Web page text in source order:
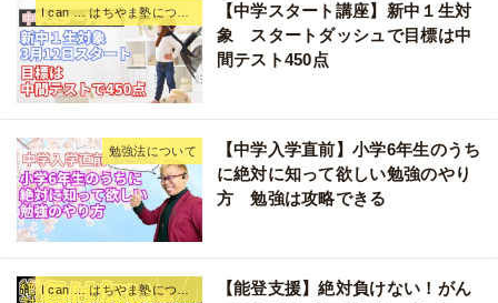
【中学スタート講座】新中１生対
象 スタートダッシュで目標は中
間テスト450点
勉強法について
【中学入学直前】小学6年生のうち
に絶対に知って欲しい勉強のやり
方 勉強は攻略できる
【能登支援】絶対負けない！がん